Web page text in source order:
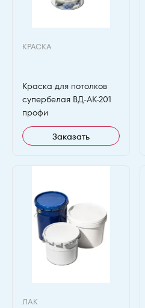
КРАСКА
Краска для потолков
супербелая ВД-АК-201
профи
Заказать
ЛАК